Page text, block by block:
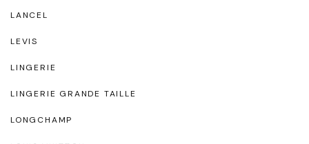
LANCEL
LEVIS
LINGERIE
LINGERIE GRANDE TAILLE
LONGCHAMP